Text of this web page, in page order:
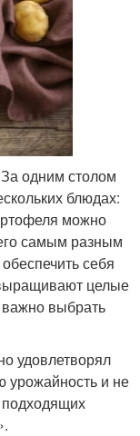
одним столом
блюдах:
можно
самым разным
себя
целые
выбрать
удовлетворял
урожайность и не